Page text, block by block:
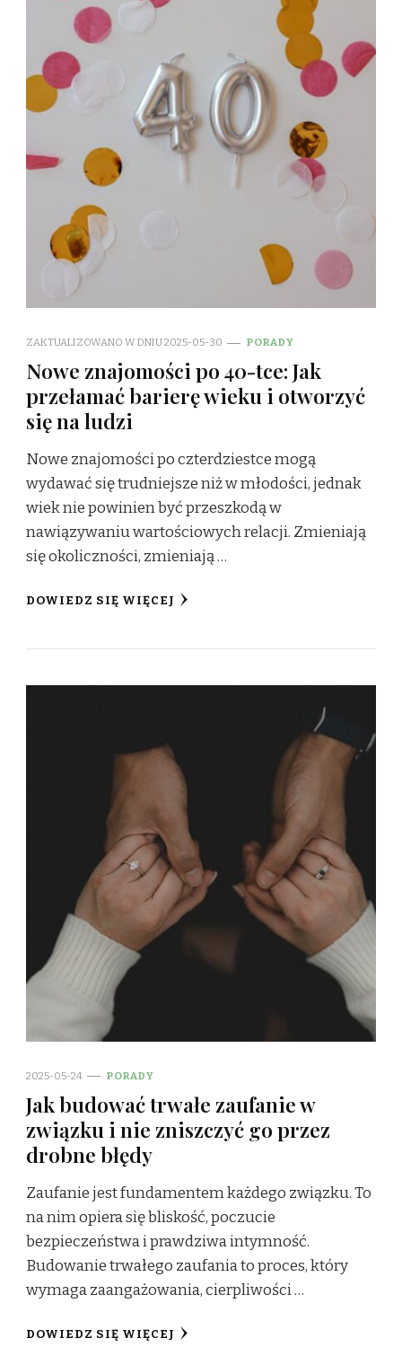
ZAKTUALIZOWANO W DNIU2025-05-30 PORADY
Nowe znajomości po 40-tce: Jak
przełamać barierę wieku i otworzyć
się na ludzi
Nowe znajomości po czterdziestce mogą
wydawać się trudniejsze niż w młodości, jednak
wiek nie powinien być przeszkodą w
nawiązywaniu wartościowych relacji. Zmieniają
się okoliczności, zmieniają …
DOWIEDZ SIĘ WIĘCEJ
2025-05-24 PORADY
Jak budować trwałe zaufanie w
związku i nie zniszczyć go przez
drobne błędy
Zaufanie jest fundamentem każdego związku. To
na nim opiera się bliskość, poczucie
bezpieczeństwa i prawdziwa intymność.
Budowanie trwałego zaufania to proces, który
wymaga zaangażowania, cierpliwości …
DOWIEDZ SIĘ WIĘCEJ